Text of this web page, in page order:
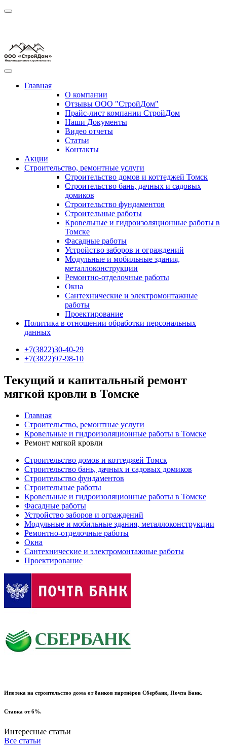
Главная
О компании
Отзывы ООО "СтройДом"
Прайс-лист компании СтройДом
Наши Документы
Видео отчеты
Статьи
Контакты
Акции
Строительство, ремонтные услуги
Строительство домов и коттеджей Томск
Строительство бань, дачных и садовых
домиков
Строительство фундаментов
Строительные работы
Кровельные и гидроизоляционные работы в
Томске
Фасадные работы
Устройство заборов и ограждений
Модульные и мобильные здания,
металлоконструкции
Ремонтно-отделочные работы
Окна
Сантехнические и электромонтажные
работы
Проектирование
Политика в отношении обработки персональных
данных
+7(3822)30-40-29
+7(3822)97-98-10
Текущий и капитальный ремонт
мягкой кровли в Томске
Главная
Строительство, ремонтные услуги
Кровельные и гидроизоляционные работы в Томске
Ремонт мягкой кровли
Строительство домов и коттеджей Томск
Строительство бань, дачных и садовых домиков
Строительство фундаментов
Строительные работы
Кровельные и гидроизоляционные работы в Томске
Фасадные работы
Устройство заборов и ограждений
Модульные и мобильные здания, металлоконструкции
Ремонтно-отделочные работы
Окна
Сантехнические и электромонтажные работы
Проектирование
Ипотека на строительство дома от банков партнёров Сбербанк, Почта Банк.
Ставка от 6%.
Интересные статьи
Все статьи